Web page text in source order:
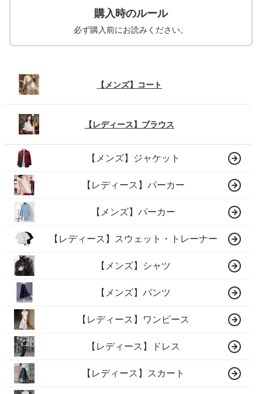
購入時のルール
必ず購入前にお読みください。
【メンズ】コート
【レディース】ブラウス
【メンズ】ジャケット
【レディース】パーカー
【メンズ】パーカー
【レディース】スウェット・トレーナー
【メンズ】シャツ
【メンズ】パンツ
【レディース】ワンピース
【レディース】ドレス
【レディース】スカート